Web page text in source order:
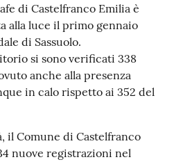
di Castelfranco Emilia è
alla luce il primo gennaio
di Sassuolo.
si sono verificati 338
anche alla presenza
in calo rispetto ai 352 del
il Comune di Castelfranco
nuove registrazioni nel